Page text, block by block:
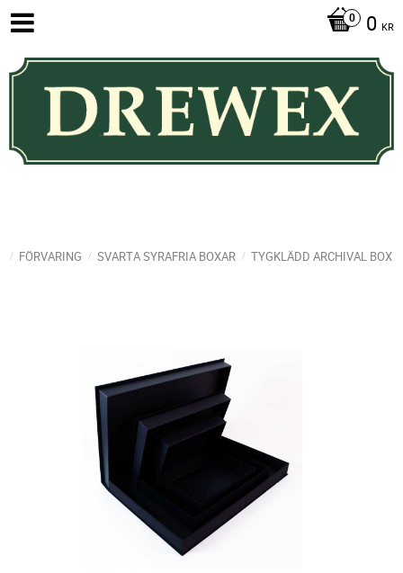
0 KR
FÖRVARING SVARTA SYRAFRIA BOXAR TYGKLÄDD ARCHIVAL BOX